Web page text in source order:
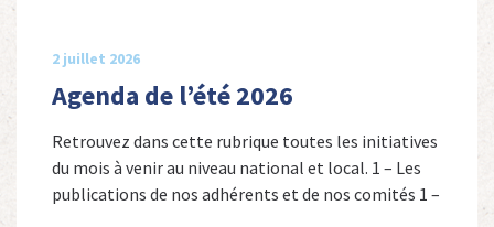
2 juillet 2026
Agenda de l’été 2026
Retrouvez dans cette rubrique toutes les initiatives
du mois à venir au niveau national et local. 1 – Les
publications de nos adhérents et de nos comités 1 –